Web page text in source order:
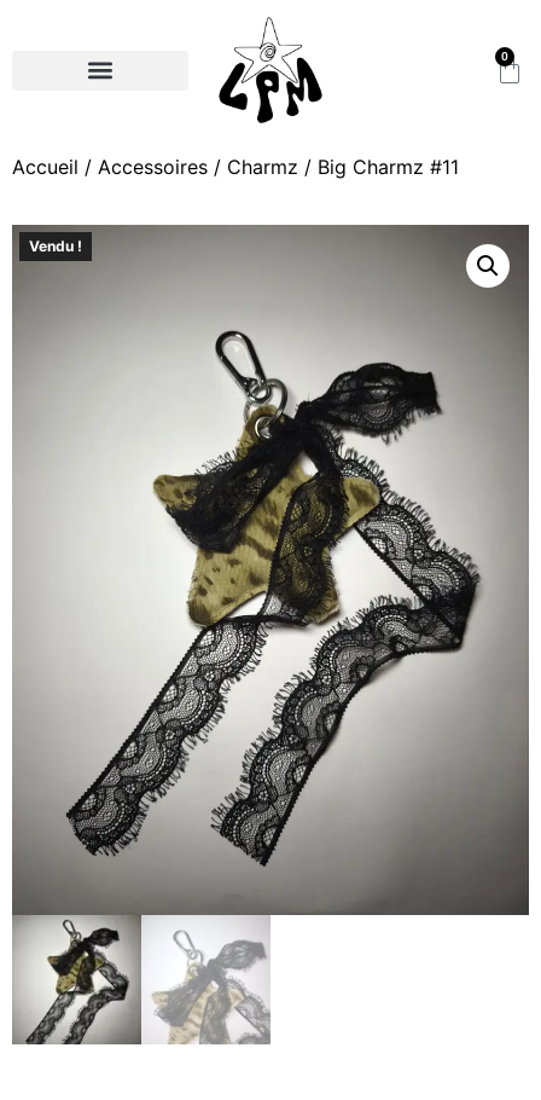
0
Accueil / Accessoires / Charmz / Big Charmz #11
Vendu !